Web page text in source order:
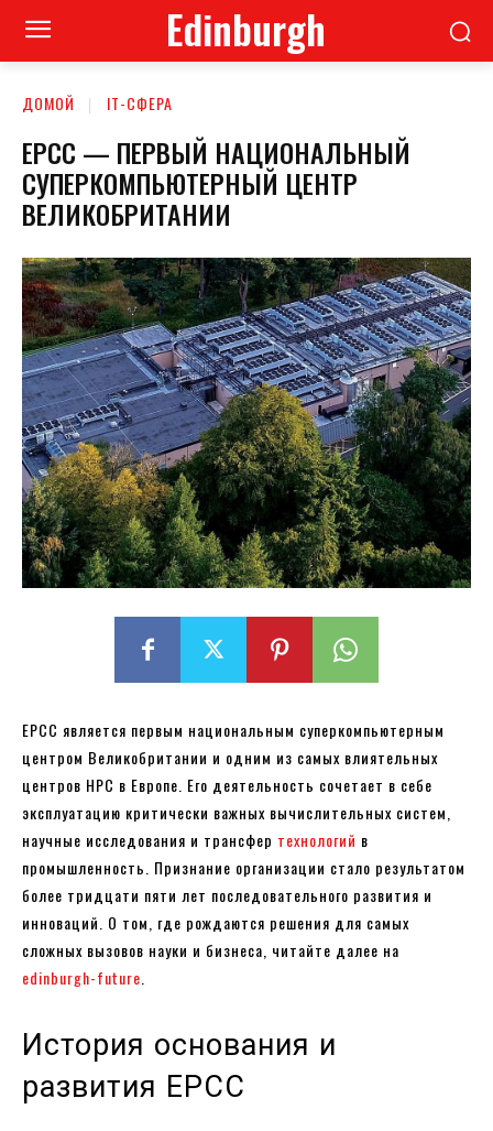
Edinburgh
ДОМОЙ ІТ-СФЕРА
EPCC — ПЕРВЫЙ НАЦИОНАЛЬНЫЙ
СУПЕРКОМПЬЮТЕРНЫЙ ЦЕНТР
ВЕЛИКОБРИТАНИИ
EPCC является первым национальным суперкомпьютерным
центром Великобритании и одним из самых влиятельных
центров HPC в Европе. Его деятельность сочетает в себе
эксплуатацию критически важных вычислительных систем,
научные исследования и трансфер технологий в
промышленность. Признание организации стало результатом
более тридцати пяти лет последовательного развития и
инноваций. О том, где рождаются решения для самых
сложных вызовов науки и бизнеса, читайте далее на
edinburgh-future
История основания и
развития EPCC